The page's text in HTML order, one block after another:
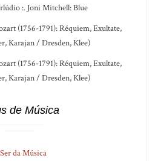
:. Joni Mitchell: Blue
(1756-1791): Réquiem, Exultate,
Karajan / Dresden, Klee)
(1756-1791): Réquiem, Exultate,
Karajan / Dresden, Klee)
de Música
da Música